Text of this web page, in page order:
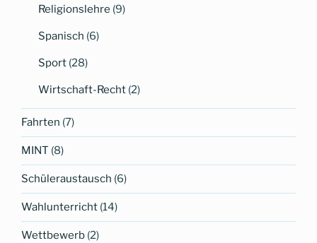
Religionslehre (9)
Spanisch (6)
Sport (28)
Wirtschaft-Recht (2)
Fahrten (7)
MINT (8)
Schüleraustausch (6)
Wahlunterricht (14)
Wettbewerb (2)